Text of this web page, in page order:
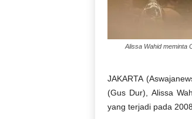
Alissa Wahid meminta
JAKARTA
(Gus Dur), Alissa
yang terjadi pada